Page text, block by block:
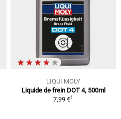
LIQUI MOLY
Liquide de frein DOT 4, 500ml
7,99 €1